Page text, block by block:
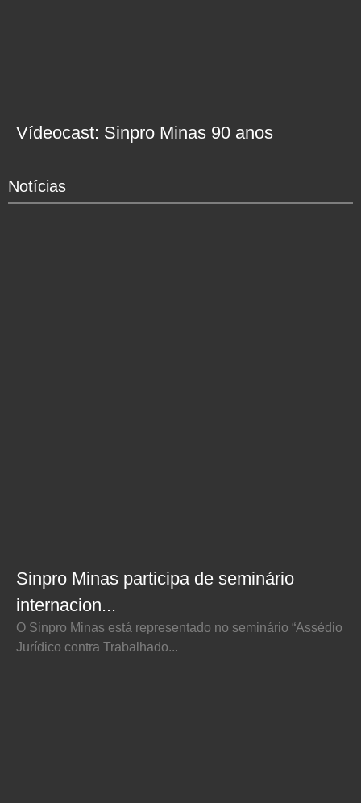
Vídeocast: Sinpro Minas 90 anos
Notícias
Sinpro Minas participa de seminário
internacion...
O Sinpro Minas está representado no seminário “Assédio
Jurídico contra Trabalhado...